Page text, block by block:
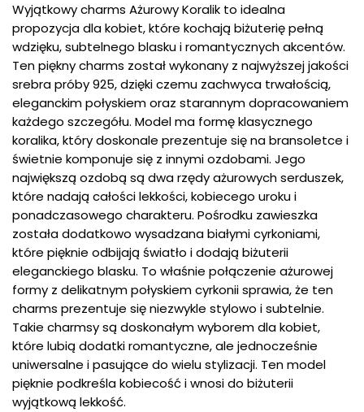
Wyjątkowy charms Ażurowy Koralik to idealna
propozycja dla kobiet, które kochają biżuterię pełną
wdzięku, subtelnego blasku i romantycznych akcentów.
Ten piękny charms został wykonany z najwyższej jakości
srebra próby 925, dzięki czemu zachwyca trwałością,
eleganckim połyskiem oraz starannym dopracowaniem
każdego szczegółu. Model ma formę klasycznego
koralika, który doskonale prezentuje się na bransoletce i
świetnie komponuje się z innymi ozdobami. Jego
największą ozdobą są dwa rzędy ażurowych serduszek,
które nadają całości lekkości, kobiecego uroku i
ponadczasowego charakteru. Pośrodku zawieszka
została dodatkowo wysadzana białymi cyrkoniami,
które pięknie odbijają światło i dodają biżuterii
eleganckiego blasku. To właśnie połączenie ażurowej
formy z delikatnym połyskiem cyrkonii sprawia, że ten
charms prezentuje się niezwykle stylowo i subtelnie.
Takie charmsy są doskonałym wyborem dla kobiet,
które lubią dodatki romantyczne, ale jednocześnie
uniwersalne i pasujące do wielu stylizacji. Ten model
pięknie podkreśla kobiecość i wnosi do biżuterii
wyjątkową lekkość.